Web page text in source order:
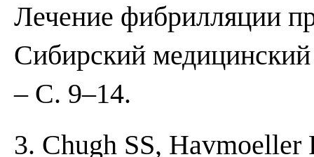
Лечение фибрилляции
Сибирский
– С. 9–14.
3. Chugh SS,